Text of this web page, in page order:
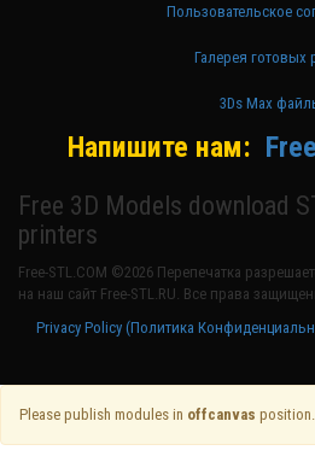
Пользовательское
Галерея готовых
3Ds Max
Напишите нам:
Free 3D Models download
printers
Free-STL.COM ©2026 Перепечатка
на наш сайт Free-STL.RU. Все права
Privacy Policy (Политика
Please publish modules in offcanvas position.